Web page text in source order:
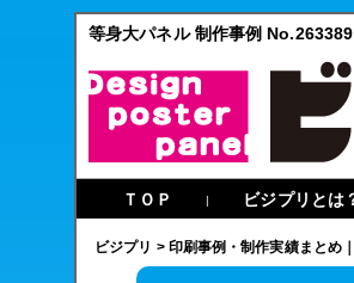
等身大パネル 制作事例 No.263389
ＴＯＰ | ビジプリとは
ビジプリ > 印刷事例・制作実績まとめ